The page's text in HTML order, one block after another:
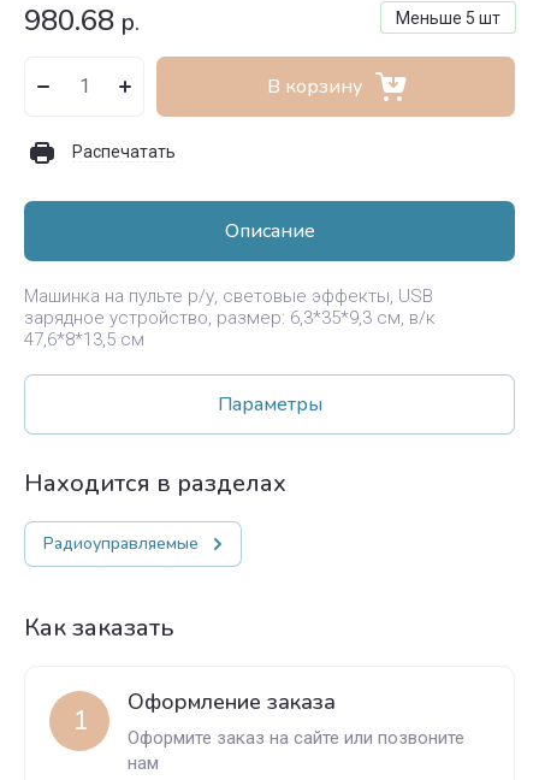
Меньше 5 шт
980.68 р.
В корзину
Распечатать
Описание
Машинка на пульте р/у, световые эффекты, USB
зарядное устройство, размер: 6,3*35*9,3 см, в/к
47,6*8*13,5 см
Параметры
Находится в разделах
Радиоуправляемые
Как заказать
1
Оформление заказа
Оформите заказ на сайте или позвоните
нам